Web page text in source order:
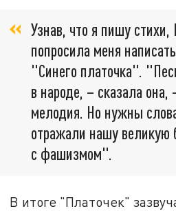
Узнав, что я пишу
попросила меня
"Синего платочка".
в народе, – сказала она,
мелодия. Но нужны
отражали нашу великую
с фашизмом".
В итоге "Платочек"